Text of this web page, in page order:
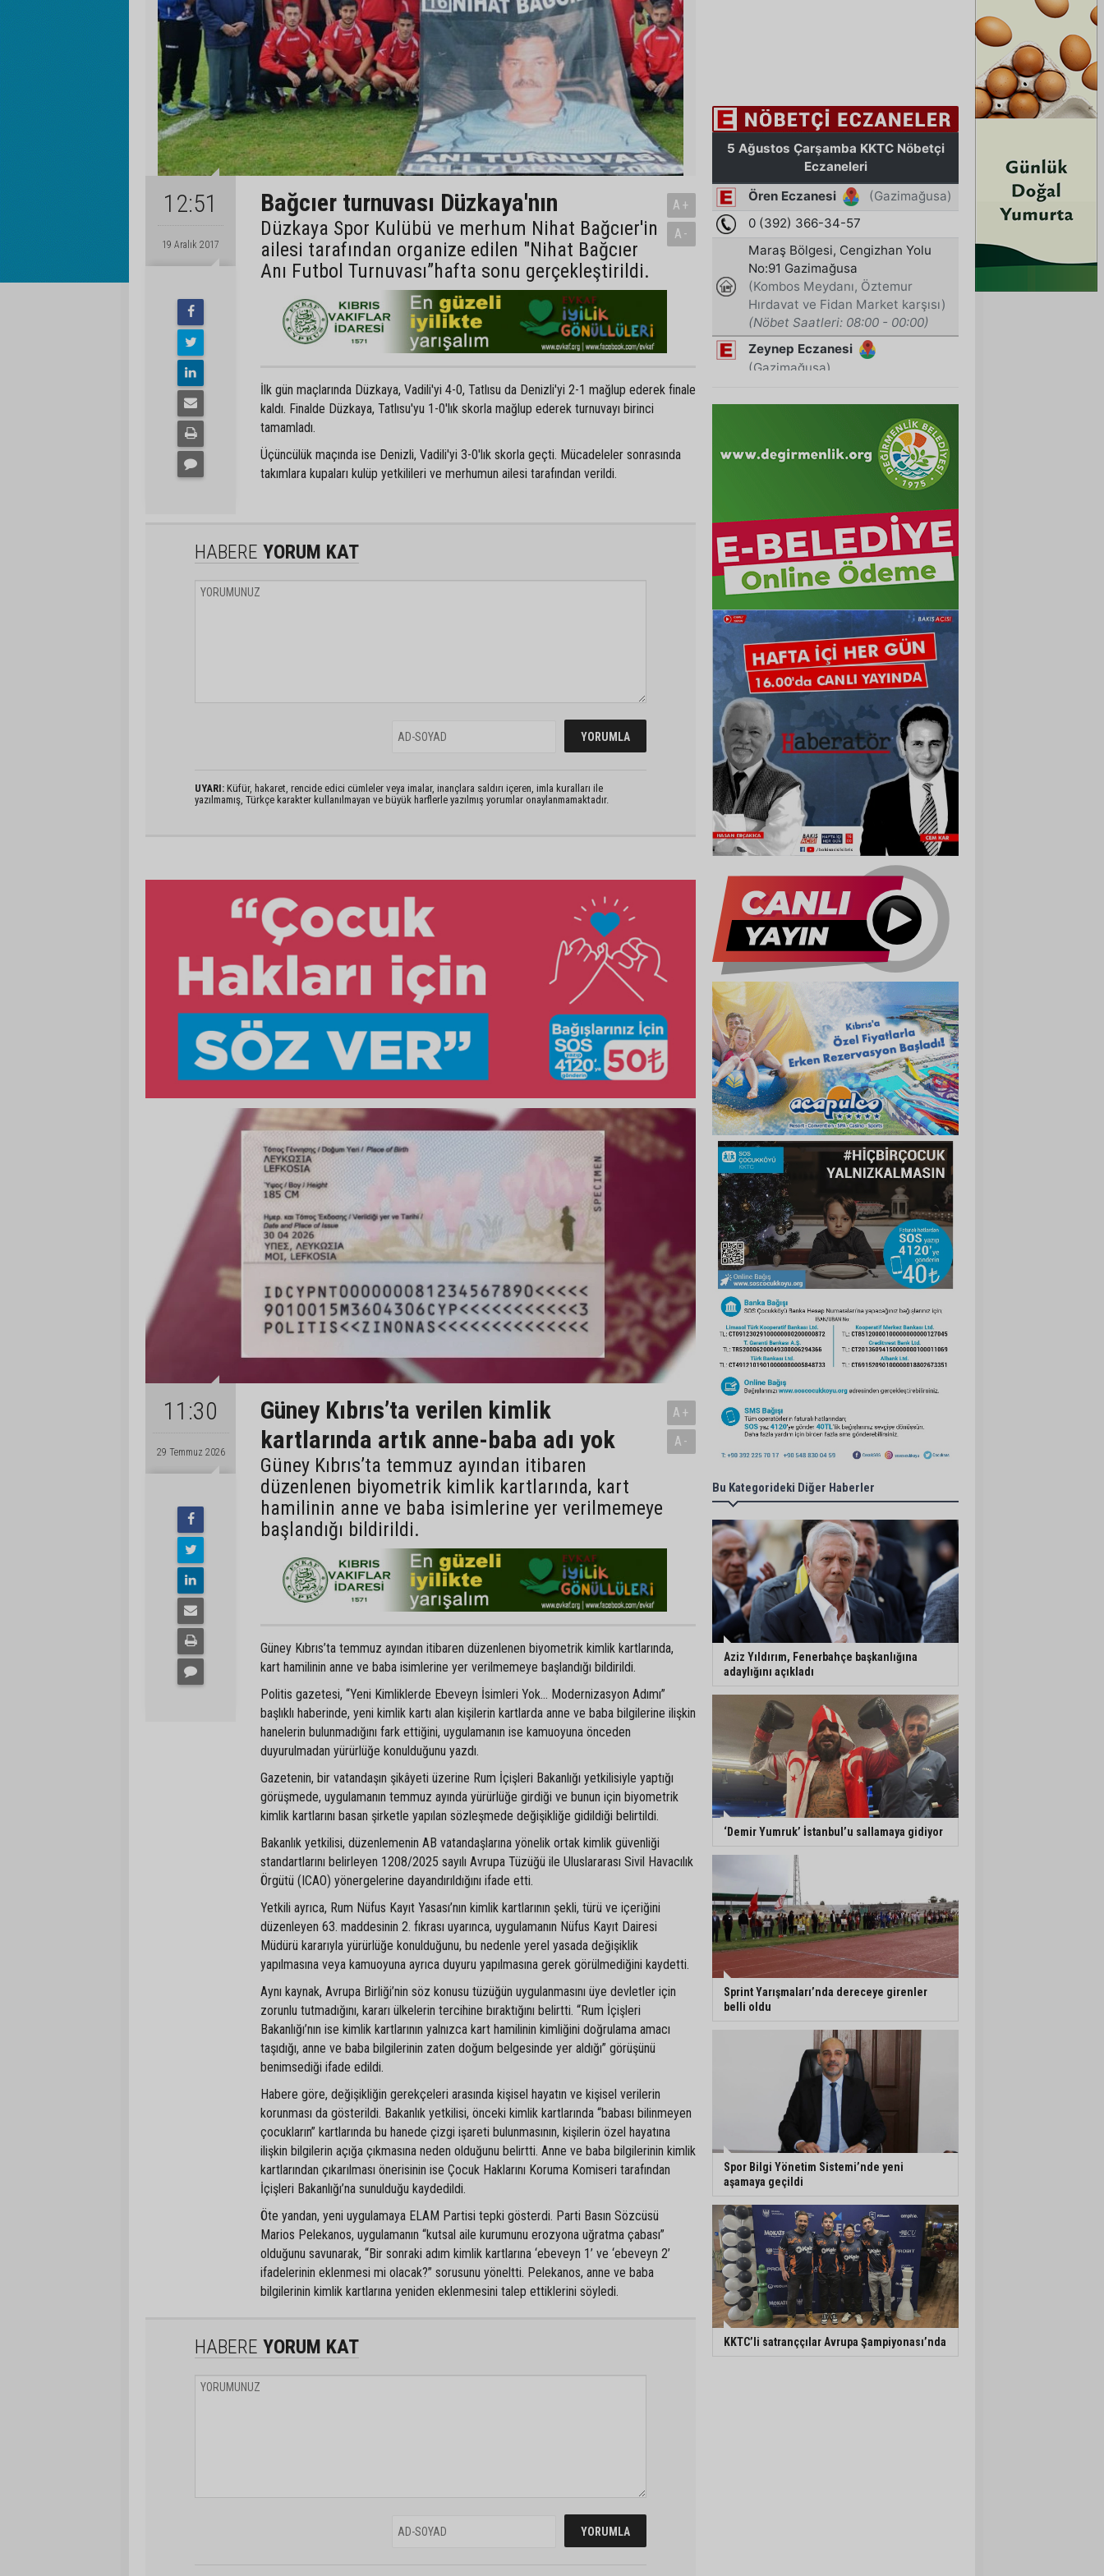
12:51
19 Aralık 2017
Bağcıer turnuvası Düzkaya'nın
Düzkaya Spor Kulübü ve merhum Nihat Bağcıer'in
ailesi tarafından organize edilen "Nihat Bağcıer
Anı Futbol Turnuvası”hafta sonu gerçekleştirildi.
A+
A-
İlk gün maçlarında Düzkaya, Vadili'yi 4-0, Tatlısu da Denizli'yi 2-1 mağlup ederek finale
kaldı. Finalde Düzkaya, Tatlısu'yu 1-0'lık skorla mağlup ederek turnuvayı birinci
tamamladı.
Üçüncülük maçında ise Denizli, Vadili'yi 3-0'lık skorla geçti. Mücadeleler sonrasında
takımlara kupaları kulüp yetkilileri ve merhumun ailesi tarafından verildi.
HABERE YORUM KAT
UYARI: Küfür, hakaret, rencide edici cümleler veya imalar, inançlara saldırı içeren, imla kuralları ile
yazılmamış, Türkçe karakter kullanılmayan ve büyük harflerle yazılmış yorumlar onaylanmamaktadır.
11:30
29 Temmuz 2026
Güney Kıbrıs’ta verilen kimlik
kartlarında artık anne-baba adı yok
Güney Kıbrıs’ta temmuz ayından itibaren
düzenlenen biyometrik kimlik kartlarında, kart
hamilinin anne ve baba isimlerine yer verilmemeye
başlandığı bildirildi.
A+
A-
Güney Kıbrıs’ta temmuz ayından itibaren düzenlenen biyometrik kimlik kartlarında,
kart hamilinin anne ve baba isimlerine yer verilmemeye başlandığı bildirildi.
Politis gazetesi, “Yeni Kimliklerde Ebeveyn İsimleri Yok… Modernizasyon Adımı”
başlıklı haberinde, yeni kimlik kartı alan kişilerin kartlarda anne ve baba bilgilerine ilişkin
hanelerin bulunmadığını fark ettiğini, uygulamanın ise kamuoyuna önceden
duyurulmadan yürürlüğe konulduğunu yazdı.
Gazetenin, bir vatandaşın şikâyeti üzerine Rum İçişleri Bakanlığı yetkilisiyle yaptığı
görüşmede, uygulamanın temmuz ayında yürürlüğe girdiği ve bunun için biyometrik
kimlik kartlarını basan şirketle yapılan sözleşmede değişikliğe gidildiği belirtildi.
Bakanlık yetkilisi, düzenlemenin AB vatandaşlarına yönelik ortak kimlik güvenliği
standartlarını belirleyen 1208/2025 sayılı Avrupa Tüzüğü ile Uluslararası Sivil Havacılık
Örgütü (ICAO) yönergelerine dayandırıldığını ifade etti.
Yetkili ayrıca, Rum Nüfus Kayıt Yasası’nın kimlik kartlarının şekli, türü ve içeriğini
düzenleyen 63. maddesinin 2. fıkrası uyarınca, uygulamanın Nüfus Kayıt Dairesi
Müdürü kararıyla yürürlüğe konulduğunu, bu nedenle yerel yasada değişiklik
yapılmasına veya kamuoyuna ayrıca duyuru yapılmasına gerek görülmediğini kaydetti.
Aynı kaynak, Avrupa Birliği’nin söz konusu tüzüğün uygulanmasını üye devletler için
zorunlu tutmadığını, kararı ülkelerin tercihine bıraktığını belirtti. “Rum İçişleri
Bakanlığı’nın ise kimlik kartlarının yalnızca kart hamilinin kimliğini doğrulama amacı
taşıdığı, anne ve baba bilgilerinin zaten doğum belgesinde yer aldığı” görüşünü
benimsediği ifade edildi.
Habere göre, değişikliğin gerekçeleri arasında kişisel hayatın ve kişisel verilerin
korunması da gösterildi. Bakanlık yetkilisi, önceki kimlik kartlarında “babası bilinmeyen
çocukların” kartlarında bu hanede çizgi işareti bulunmasının, kişilerin özel hayatına
ilişkin bilgilerin açığa çıkmasına neden olduğunu belirtti. Anne ve baba bilgilerinin kimlik
kartlarından çıkarılması önerisinin ise Çocuk Haklarını Koruma Komiseri tarafından
İçişleri Bakanlığı’na sunulduğu kaydedildi.
Öte yandan, yeni uygulamaya ELAM Partisi tepki gösterdi. Parti Basın Sözcüsü
Marios Pelekanos, uygulamanın “kutsal aile kurumunu erozyona uğratma çabası”
olduğunu savunarak, “Bir sonraki adım kimlik kartlarına ‘ebeveyn 1’ ve ‘ebeveyn 2’
ifadelerinin eklenmesi mi olacak?” sorusunu yöneltti. Pelekanos, anne ve baba
bilgilerinin kimlik kartlarına yeniden eklenmesini talep ettiklerini söyledi.
HABERE YORUM KAT
Bu Kategorideki Diğer Haberler
Aziz Yıldırım, Fenerbahçe başkanlığına
adaylığını açıkladı
‘Demir Yumruk’ İstanbul’u sallamaya gidiyor
Sprint Yarışmaları’nda dereceye girenler
belli oldu
Spor Bilgi Yönetim Sistemi’nde yeni
aşamaya geçildi
KKTC’li satranççılar Avrupa Şampiyonası’nda